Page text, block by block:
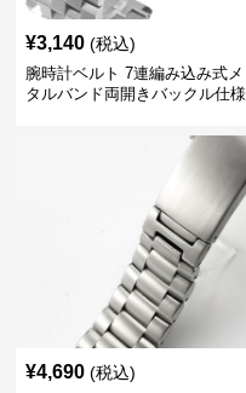
¥3,140 (税込)
腕時計ベルト 7連編み込み式メ
タルバンド両開きバックル仕様
¥4,690 (税込)